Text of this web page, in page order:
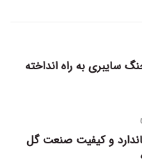
سایبری به راه انداخته
و کیفیت صنعت گل